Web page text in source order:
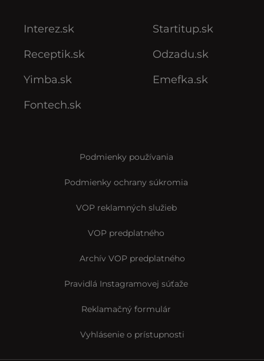
Interez.sk
Receptik.sk
Yimba.sk
Fontech.sk
Startitup.sk
Odzadu.sk
Emefka.sk
Podmienky používania
Podmienky ochrany súkromia
VOP reklamných služieb
VOP predplatného
Archív VOP predplatného
Pravidlá Instagramovej súťaže
Reklamačný formulár
Vyhlásenie o prístupnosti